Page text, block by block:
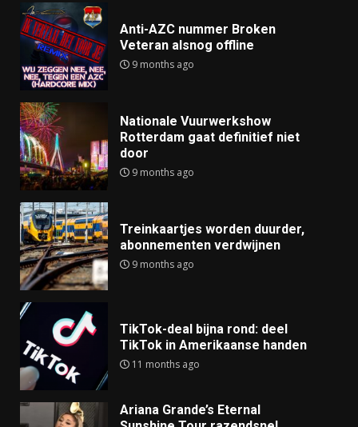
Anti-AZC nummer Broken
Veteran alsnog offline
9 months ago
Nationale Vuurwerkshow
Rotterdam gaat definitief niet
door
9 months ago
Treinkaartjes worden duurder,
abonnementen verdwijnen
9 months ago
TikTok-deal bijna rond: deel
TikTok in Amerikaanse handen
11 months ago
Ariana Grande’s Eternal